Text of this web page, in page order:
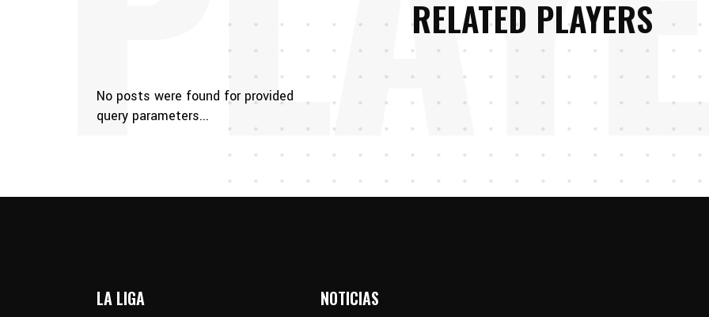
RELATED PLAYERS
No posts were found for provided
query parameters...
LA LIGA NOTICIAS